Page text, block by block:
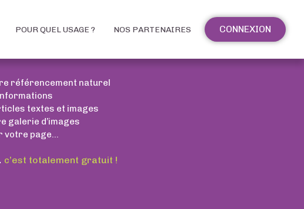
POUR QUEL USAGE ? NOS PARTENAIRES CONNEXION
référencement naturel
textes et images
galerie d’images
votre page...
c’est totalement gratuit !